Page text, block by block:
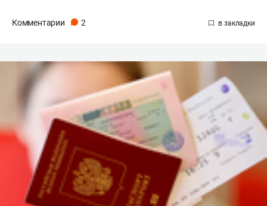
Комментарии 2